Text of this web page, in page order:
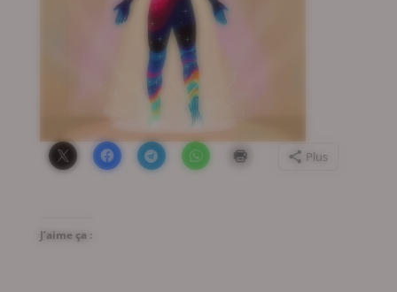
Plus
J’aime ça :